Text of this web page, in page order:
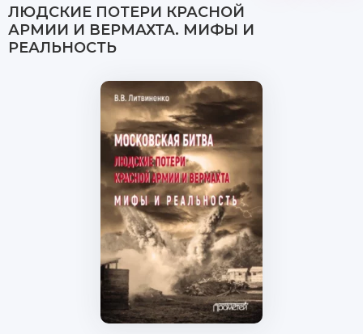
ЛЮДСКИЕ ПОТЕРИ КРАСНОЙ
АРМИИ И ВЕРМАХТА. МИФЫ И
РЕАЛЬНОСТЬ